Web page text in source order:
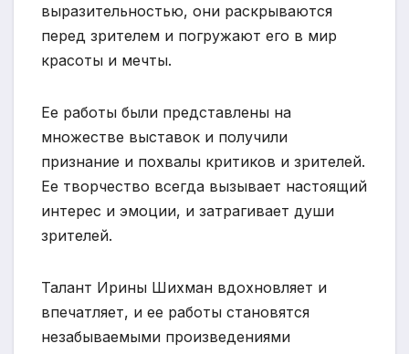
выразительностью, они раскрываются
перед зрителем и погружают его в мир
красоты и мечты.
Ее работы были представлены на
множестве выставок и получили
признание и похвалы критиков и зрителей.
Ее творчество всегда вызывает настоящий
интерес и эмоции, и затрагивает души
зрителей.
Талант Ирины Шихман вдохновляет и
впечатляет, и ее работы становятся
незабываемыми произведениями